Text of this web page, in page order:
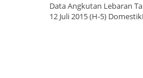
Data Angkutan Lebaran
12 Juli 2015 (H-5)